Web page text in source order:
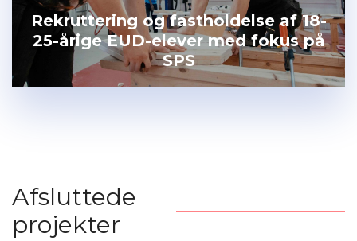
Rekruttering og fastholdelse af 18-
25-årige EUD-elever med fokus på
SPS
Afsluttede
projekter